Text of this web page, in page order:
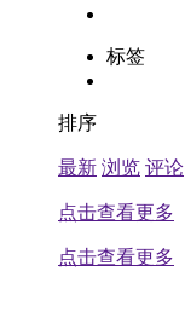
标签
排序
最新 浏览 评论
点击查看更多
点击查看更多